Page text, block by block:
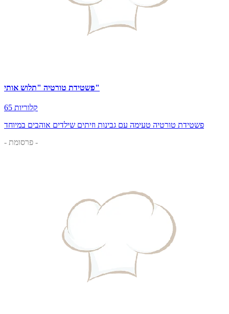
פשטידת טורטיה "תלוש אותי"
65 קלוריות
פשטידת טורטיה טעימה עם גבינות וזיתים שילדים אוהבים במיוחד
- פרסומת -